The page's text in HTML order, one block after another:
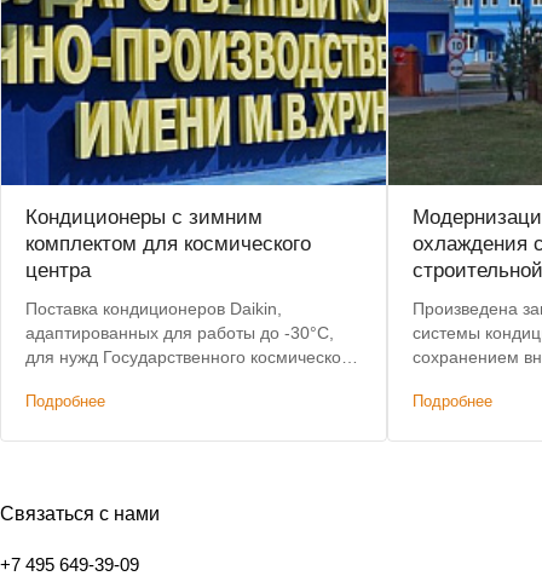
Кондиционеры с зимним
комплектом для космического
центра
Поставка кондиционеров Daikin,
адаптированных для работы до -30°C,
для нужд Государственного космического
М.В.Хруничева
Подробнее
охлаждения
Произведена
системы
сохранением
Подробнее
Связаться с нами
+7 495 649-39-09